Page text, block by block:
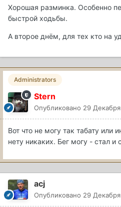
Хорошая разминка. Особенно
быстрой ходьбы.
А второе днём, для тех кто на
Administrators
Stern
Опубликовано 29
Вот что не могу так табату или
нету никаких. Бег могу - стал
acj
Опубликовано 29